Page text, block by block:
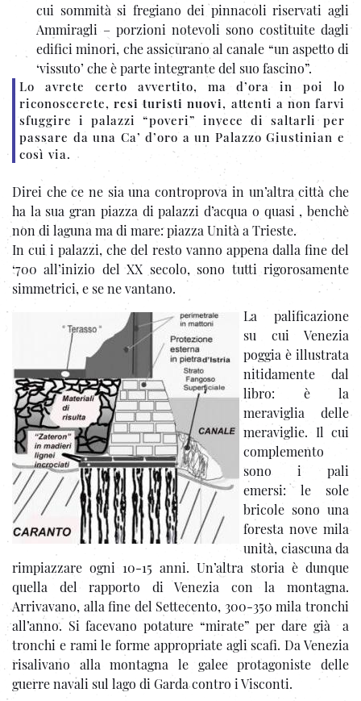
cui sommità si fregiano dei pinnacoli riservati agli
Ammiragli – porzioni notevoli sono costituite dagli
edifici minori, che assicurano al canale “un aspetto di
‘vissuto’ che è parte integrante del suo fascino”.
Lo avrete certo avvertito, ma d’ora in poi lo
riconoscerete,resi turisti nuovi, attenti a non farvi
sfuggire i palazzi “poveri” invece di saltarli per
passare da una Ca’ d’oro a un Palazzo Giustinian e
così via.
Direi che ce ne sia una controprova in un’altra città che
ha la sua gran piazza di palazzi d’acqua o quasi , benchè
non di laguna ma di mare: piazza Unità a Trieste.
In cui i palazzi, che del resto vanno appena dalla fine del
‘700 all’inizio del XX secolo, sono tutti rigorosamente
simmetrici, e se ne vantano.
La palificazione
su cui Venezia
poggia è illustrata
nitidamente dal
libro: è la
meraviglia delle
meraviglie. Il cui
complemento
sono i pali
emersi: le sole
bricole sono una
foresta nove mila
unità, ciascuna da
rimpiazzare ogni 10-15 anni. Un’altra storia è dunque
quella del rapporto di Venezia con la montagna.
Arrivavano, alla fine del Settecento, 300-350 mila tronchi
all’anno. Si facevano potature “mirate” per dare già a
tronchi e rami le forme appropriate agli scafi. Da Venezia
risalivano alla montagna le galee protagoniste delle
guerre navali sul lago di Garda contro i Visconti.